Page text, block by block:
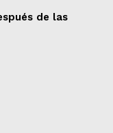
de las